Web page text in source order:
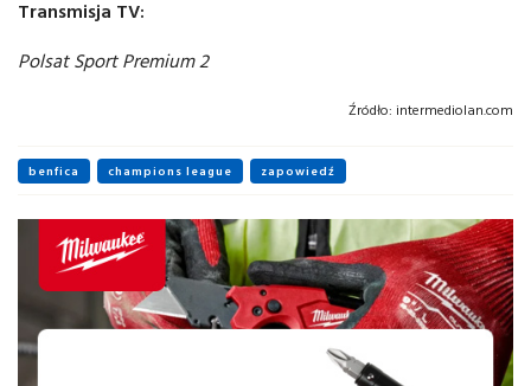
Transmisja TV:
Polsat Sport Premium 2
Źródło: intermediolan.com
benfica champions league zapowiedź